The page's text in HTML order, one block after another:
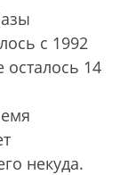
с 1992
14
некуда.